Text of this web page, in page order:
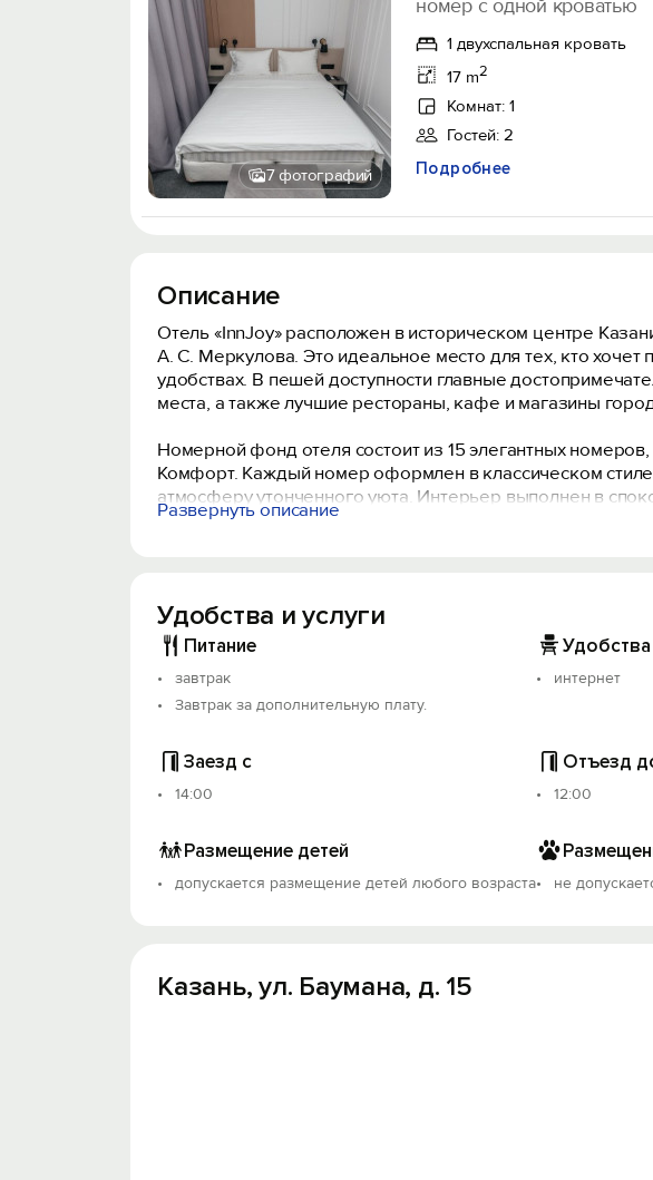
7 фотографий
номер с одной кроватью
1 двухспальная кровать
17 m2
Комнат: 1
Гостей: 2
Подробнее
Описание
Отель «InnJoy» расположен в историческом центре
А. С. Меркулова. Это идеальное место для тех, кто
удобствах. В пешей доступности главные
места, а также лучшие рестораны, кафе и магазины
Номерной фонд отеля состоит из 15 элегантных
Комфорт. Каждый номер оформлен в классическом
атмосферу утонченного уюта. Интерьер выполнен в
Объект прошёл классификацию. Номер реестровой записи:
Развернуть описание
Удобства и услуги
Питание
завтрак
Завтрак за дополнительную плату.
Удобства
интернет
Заезд с
14:00
Отъезд
12:00
Размещение детей
допускается размещение детей любого возраста не
Казань, ул. Баумана, д. 15